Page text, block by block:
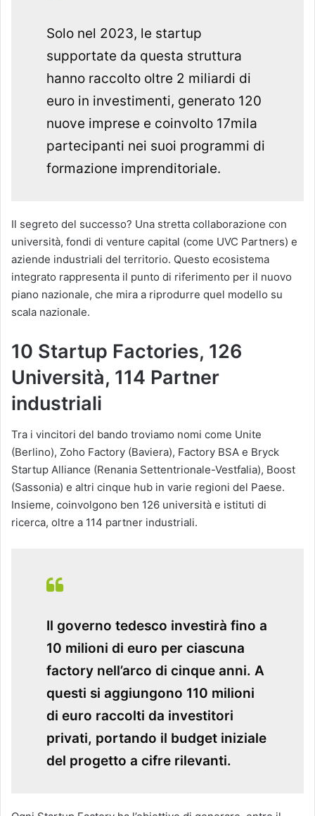
Solo nel 2023, le startup
supportate da questa struttura
hanno raccolto oltre 2 miliardi di
euro in investimenti, generato 120
nuove imprese e coinvolto 17mila
partecipanti nei suoi programmi di
formazione imprenditoriale.
Il segreto del successo? Una stretta collaborazione con
università, fondi di venture capital (come UVC Partners) e
aziende industriali del territorio. Questo ecosistema
integrato rappresenta il punto di riferimento per il nuovo
piano nazionale, che mira a riprodurre quel modello su
scala nazionale.
10 Startup Factories, 126
Università, 114 Partner
industriali
Tra i vincitori del bando troviamo nomi come Unite
(Berlino), Zoho Factory (Baviera), Factory BSA e Bryck
Startup Alliance (Renania Settentrionale-Vestfalia), Boost
(Sassonia) e altri cinque hub in varie regioni del Paese.
Insieme, coinvolgono ben 126 università e istituti di
ricerca, oltre a 114 partner industriali.
Il governo tedesco investirà fino a
10 milioni di euro per ciascuna
factory nell’arco di cinque anni. A
questi si aggiungono 110 milioni
di euro raccolti da investitori
privati, portando il budget iniziale
del progetto a cifre rilevanti.